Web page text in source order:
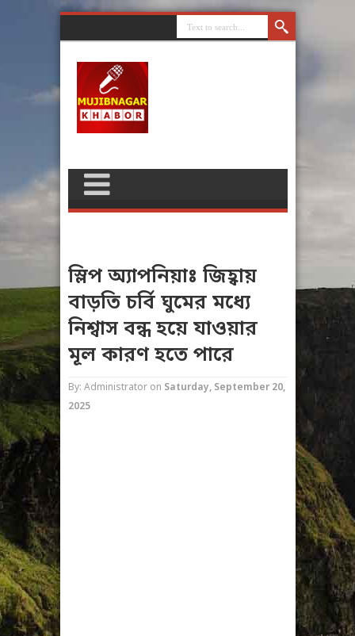
স্লিপ অ্যাপনিয়াঃ জিহ্বায়
বাড়তি চর্বি ঘুমের মধ্যে
নিশ্বাস বন্ধ হয়ে যাওয়ার
মূল কারণ হতে পারে
By: Administrator on Saturday, September 20,
2025